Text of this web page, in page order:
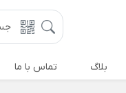
بلاگ تماس با ما